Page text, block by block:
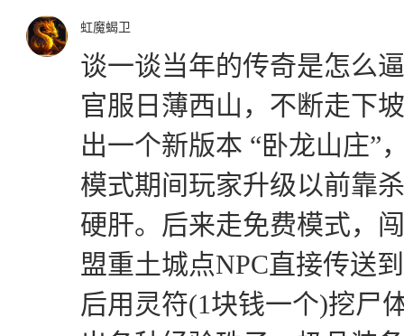
虹魔蝎卫
谈一谈当年的传奇是怎么
官服日薄西山，不断走下
出一个新版本 “卧龙山庄”
模式期间玩家升级以前靠
硬肝。后来走免费模式，
盟重土城点NPC直接传送
后用灵符(1块钱一个)挖尸